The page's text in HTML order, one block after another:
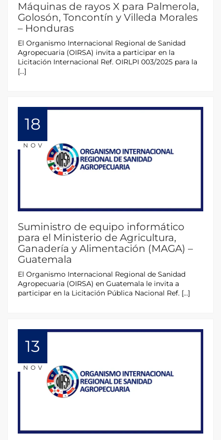
Máquinas de rayos X para Palmerola,
Golosón, Toncontín y Villeda Morales
– Honduras
El Organismo Internacional Regional de Sanidad
Agropecuaria (OIRSA) invita a participar en la
Licitación Internacional Ref. OIRLPI 003/2025 para la
[…]
18
NOV
Suministro de equipo informático
para el Ministerio de Agricultura,
Ganadería y Alimentación (MAGA) –
Guatemala
El Organismo Internacional Regional de Sanidad
Agropecuaria (OIRSA) en Guatemala le invita a
participar en la Licitación Pública Nacional Ref. […]
13
NOV